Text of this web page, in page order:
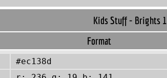
Kids Stuff - Brights 1
Format
#ec138d